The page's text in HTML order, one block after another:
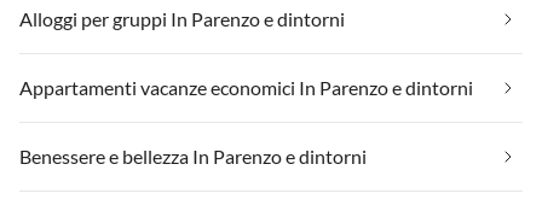
Alloggi per gruppi In Parenzo e dintorni
Appartamenti vacanze economici In Parenzo e dintorni
Benessere e bellezza In Parenzo e dintorni